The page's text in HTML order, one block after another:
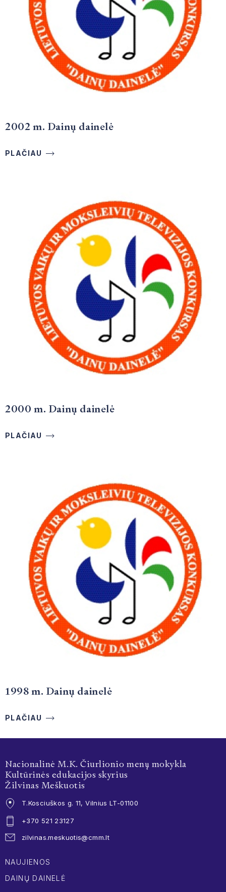
2002 m. Dainų dainelė
PLAČIAU
2000 m. Dainų dainelė
PLAČIAU
1998 m. Dainų dainelė
PLAČIAU
Nacionalinė M.K. Čiurlionio menų mokykla
Kultūrinės edukacijos skyrius
Žilvinas Meškuotis
T.Kosciuškos g. 11, Vilnius LT-01100
+370 521 23127
zilvinas.meskuotis@cmm.lt
NAUJIENOS
DAINŲ DAINELĖ